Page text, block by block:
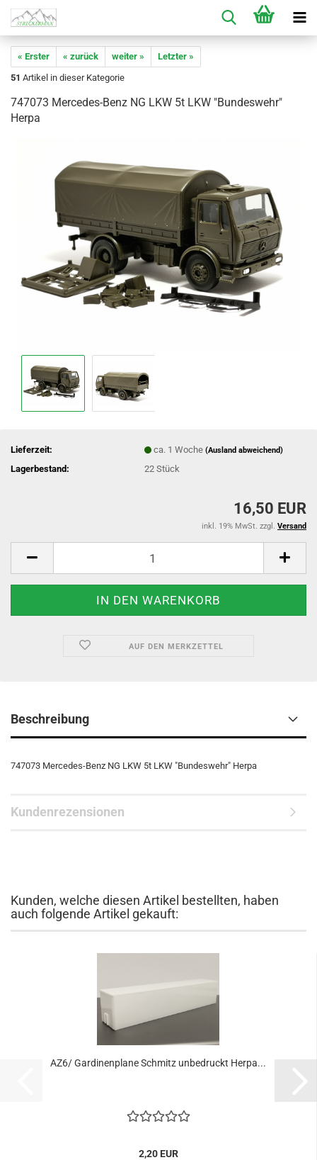
« Erster « zurück weiter »
Letzter »
51 Artikel in dieser Kategorie
747073 Mercedes-Benz NG LKW 5t LKW "Bundeswehr"
Herpa
Lieferzeit: ca. 1 Woche(Ausland abweichend)
Lagerbestand: 22Stück
16,50 EUR
inkl. 19% MwSt. zzgl. Versand
AUF DEN MERKZETTEL
Beschreibung
747073 Mercedes-Benz NG LKW 5t LKW "Bundeswehr" Herpa
Kundenrezensionen
Kunden, welche diesen Artikel bestellten, haben
auch folgende Artikel gekauft:
AZ6/ Gardinenplane Schmitz unbedruckt Herpa...
2,20 EUR